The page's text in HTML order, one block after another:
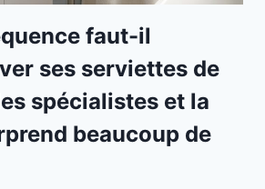
faut-il
ses serviettes de
spécialistes et la
beaucoup de